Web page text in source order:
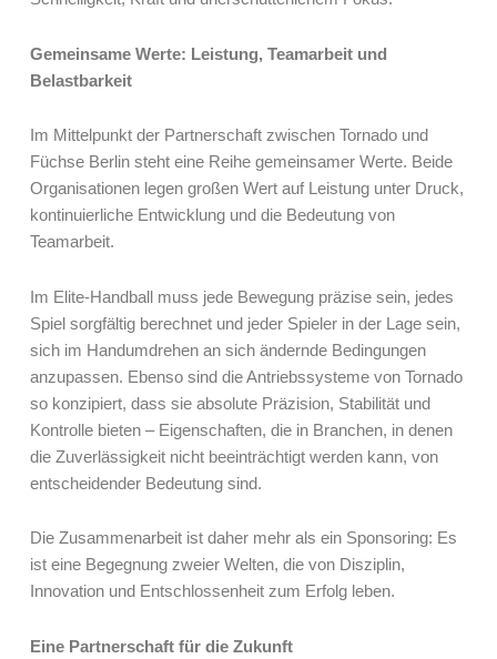
Gemeinsame Werte: Leistung, Teamarbeit und
Belastbarkeit
Im Mittelpunkt der Partnerschaft zwischen Tornado und
Füchse Berlin steht eine Reihe gemeinsamer Werte. Beide
Organisationen legen großen Wert auf Leistung unter Druck,
kontinuierliche Entwicklung und die Bedeutung von
Teamarbeit.
Im Elite-Handball muss jede Bewegung präzise sein, jedes
Spiel sorgfältig berechnet und jeder Spieler in der Lage sein,
sich im Handumdrehen an sich ändernde Bedingungen
anzupassen. Ebenso sind die Antriebssysteme von Tornado
so konzipiert, dass sie absolute Präzision, Stabilität und
Kontrolle bieten – Eigenschaften, die in Branchen, in denen
die Zuverlässigkeit nicht beeinträchtigt werden kann, von
entscheidender Bedeutung sind.
Die Zusammenarbeit ist daher mehr als ein Sponsoring: Es
ist eine Begegnung zweier Welten, die von Disziplin,
Innovation und Entschlossenheit zum Erfolg leben.
Eine Partnerschaft für die Zukunft